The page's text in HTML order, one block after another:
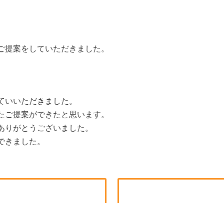
案をしていただきました。
いただきました。
提案ができたと思います。
がとうございました。
ました。